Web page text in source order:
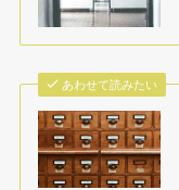
あわせて読みたい